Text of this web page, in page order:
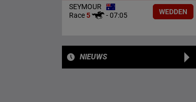
SEYMOUR
Race5 -07:05 WEDDEN
NIEUWS